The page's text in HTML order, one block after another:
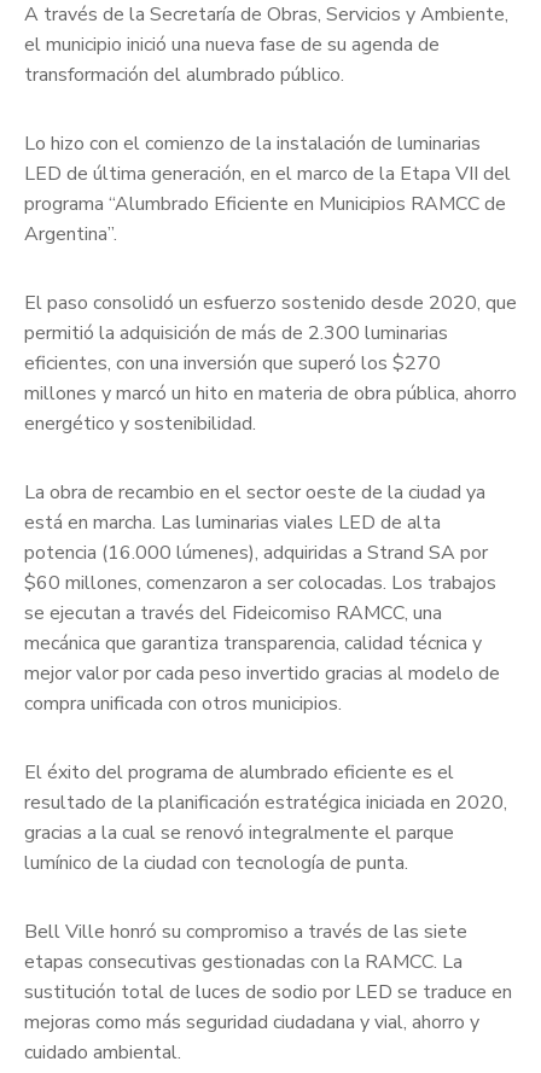
A través de la Secretaría de Obras, Servicios y Ambiente,
el municipio inició una nueva fase de su agenda de
transformación del alumbrado público.
Lo hizo con el comienzo de la instalación de luminarias
LED de última generación, en el marco de la Etapa VII del
programa “Alumbrado Eficiente en Municipios RAMCC de
Argentina”.
El paso consolidó un esfuerzo sostenido desde 2020, que
permitió la adquisición de más de 2.300 luminarias
eficientes, con una inversión que superó los $270
millones y marcó un hito en materia de obra pública, ahorro
energético y sostenibilidad.
La obra de recambio en el sector oeste de la ciudad ya
está en marcha. Las luminarias viales LED de alta
potencia (16.000 lúmenes), adquiridas a Strand SA por
$60 millones, comenzaron a ser colocadas. Los trabajos
se ejecutan a través del Fideicomiso RAMCC, una
mecánica que garantiza transparencia, calidad técnica y
mejor valor por cada peso invertido gracias al modelo de
compra unificada con otros municipios.
El éxito del programa de alumbrado eficiente es el
resultado de la planificación estratégica iniciada en 2020,
gracias a la cual se renovó integralmente el parque
lumínico de la ciudad con tecnología de punta.
Bell Ville honró su compromiso a través de las siete
etapas consecutivas gestionadas con la RAMCC. La
sustitución total de luces de sodio por LED se traduce en
mejoras como más seguridad ciudadana y vial, ahorro y
cuidado ambiental.